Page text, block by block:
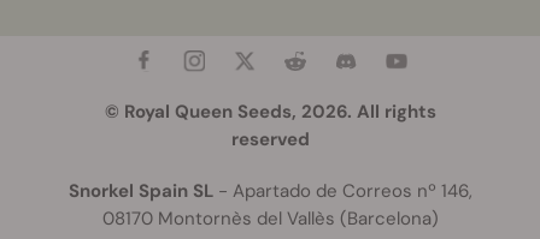
© Royal Queen Seeds, 2026. All rights
reserved
Snorkel Spain SL- Apartado de Correos nº 146,
08170 Montornès del Vallès (Barcelona)